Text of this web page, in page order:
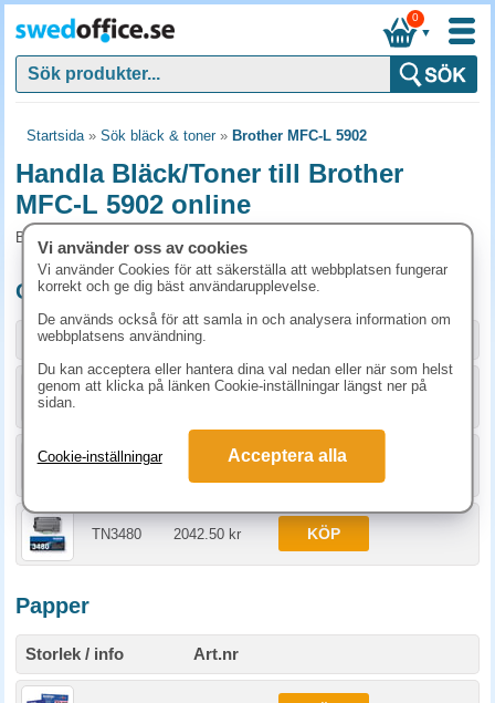
▼
0
Startsida» Sök bläck & toner» Brother MFC-L 5902
Handla Bläck/Toner till Brother
MFC-L 5902 online
Bläck/Toner och tillbehör som passar till Brother MFC-L 5902
Originalprodukter till Brother MFC-L 5902
Storlek / info Art.nr
KÖP
TN3430 1223.80 kr KÖP
TN3480 2042.50 kr KÖP
Papper
Storlek / info Art.nr
Vi använder oss av cookies
Vi använder Cookies för att säkerställa att webbplatsen fungerar
korrekt och ge dig bäst användarupplevelse.
De används också för att samla in och analysera information om
webbplatsens användning.
Du kan acceptera eller hantera dina val nedan eller när som helst
genom att klicka på länken Cookie-inställningar längst ner på
sidan.
Cookie-inställningar Acceptera alla